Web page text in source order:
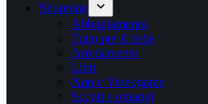
Shopping
Abbigliamento
Tutto per il bebè
Arredamento
Libri
App e Videogame
Sconti e omaggi